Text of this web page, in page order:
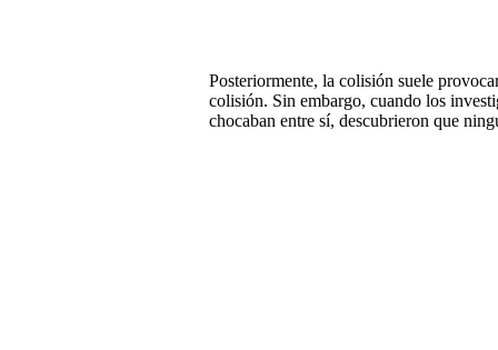
Posteriormente, la colisión suele
colisión. Sin embargo, cuando los
chocaban entre sí, descubrieron que